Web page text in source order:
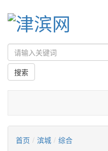
首页 / 滨城 / 综合